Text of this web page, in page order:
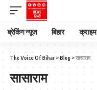
ब्रेकिंग न्यूज बिहार क्राइम
The Voice Of Bihar >Blog >सासाराम
सासाराम